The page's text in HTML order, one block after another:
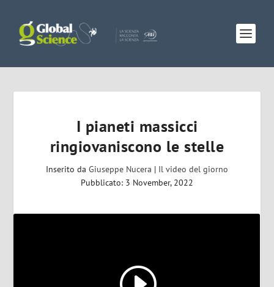
I pianeti massicci
ringiovaniscono le stelle
Inserito da Giuseppe Nucera | Il video del giorno
Pubblicato: 3 November, 2022